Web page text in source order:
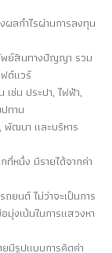
ลกำไรผ่านการลงทุน
พย์สินทางปัญญา รวม
ต์แวร์
ช่น ประปา, ไฟฟ้า,
ทาน
พัฒนา และบริหาร
หนึ่ง มีรายได้จากค่า
ยนต์ ไม่ว่าจะเป็นการ
มุ่งเน้นในการแสวงหา
มีรูปแบบการคิดค่า